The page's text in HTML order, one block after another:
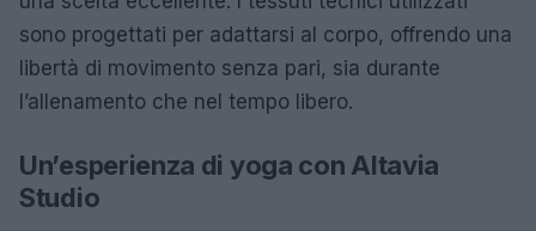
sono progettati per adattarsi al corpo, offrendo una
libertà di movimento senza pari, sia durante
l’allenamento che nel tempo libero.
Un’esperienza di yoga con Altavia
Studio